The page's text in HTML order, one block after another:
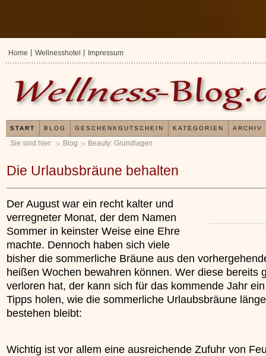
Sie sind hier: Blog Beauty: Grundlagen
Die Urlaubsbräune behalten
Der August war ein recht kalter und
verregneter Monat, der dem Namen
Sommer in keinster Weise eine Ehre
machte. Dennoch haben sich viele
bisher die sommerliche Bräune aus den
heißen Wochen bewahren können. Wer diese bereits
verloren hat, der kann sich für das kommende Jahr
Tipps holen, wie die sommerliche Urlaubsbräune
bestehen bleibt:
Wichtig ist vor allem eine ausreichende Zufuhr von
Erfahrungen mit und
»»»
Home Wellnesshotel Impressum
START BLOG GESCHENKGUTSCHEIN KATEGORIEN ARCHIV